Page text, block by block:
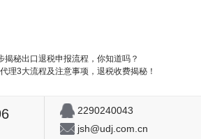
揭秘出口退税申报流程，你知道吗？
理3大流程及注意事项，退税收费揭秘！
2290240043
jsh@udj.com.cn